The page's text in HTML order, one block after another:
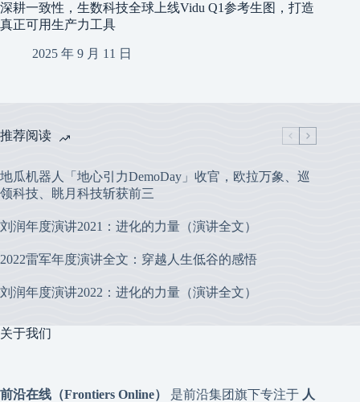
深耕一致性，生数科技全球上线Vidu Q1参考生图，打造
真正可用生产力工具
2025 年 9 月 11 日
推荐阅读
地瓜机器人「地心引力DemoDay」收官，欧拉万象、巡
领科技、眺月科技斩获前三
刘润年度演讲2021：进化的力量（演讲全文）
2022雷军年度演讲全文：穿越人生低谷的感悟
刘润年度演讲2022：进化的力量（演讲全文）
关于我们
前沿在线（Frontiers Online） 是前沿集团旗下专注于 人